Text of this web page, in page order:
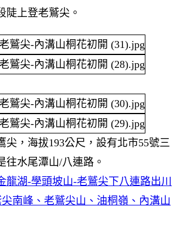
陡上登老鷲尖。
尖，海拔193公尺，設有北市55號三
往水尾潭山/八連路。
龍湖-學頭坡山-老鷲尖下八連路出川
南峰、老鷲尖山、油桐嶺、內溝山